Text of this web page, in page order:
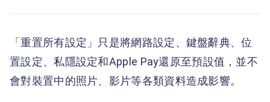
「重置所有設定」只是將網路設定、鍵盤辭典、位
置設定、私隱設定和Apple Pay還原至預設值，並不
會對裝置中的照片、影片等各類資料造成影響。